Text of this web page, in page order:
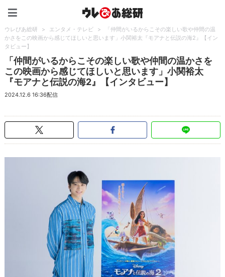
ウレぴあ総研 > エンタメ・テレビ >
「仲間がいるからこその楽しい歌や仲間の温
かさをこの映画から感じてほしいと思います」小関裕太『モアナと伝説の海2』【イン
タビュー】
「仲間がいるからこその楽しい歌や仲間の温かさを
この映画から感じてほしいと思います」小関裕太
『モアナと伝説の海2』【インタビュー】
2024.12.6 16:36配信